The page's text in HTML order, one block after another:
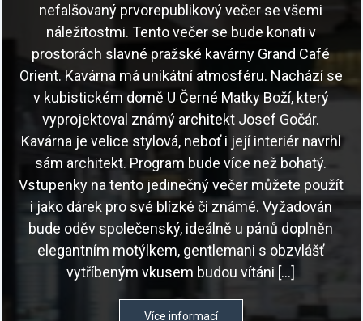
nefalšovaný prvorepublikový večer se všemi
náležitostmi. Tento večer se bude konati v
prostorách slavné pražské kavárny Grand Café
Orient. Kavárna má unikátní atmosféru. Nachází se
v kubistickém domě U Černé Matky Boží, který
vyprojektoval známý architekt Josef Gočár.
Kavárna je velice stylová, neboť i její interiér navrhl
sám architekt. Program bude více než bohatý.
Vstupenky na tento jedinečný večer můžete použít
i jako dárek pro své blízké či známé. Vyžadován
bude oděv společenský, ideálně u pánů doplněn
elegantním motýlkem, gentlemani s obzvlášť
vytříbeným vkusem budou vítáni […]
Více informací